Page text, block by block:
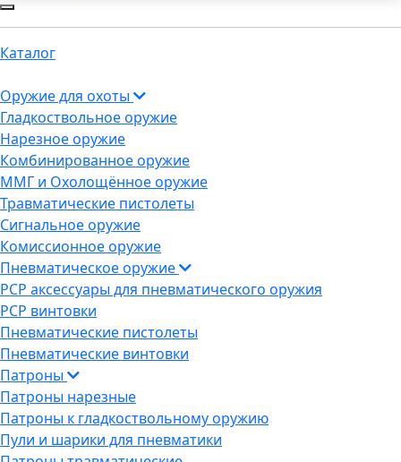
Каталог
Оружие для охоты
Гладкоствольное оружие
Нарезное оружие
Комбинированное оружие
ММГ и Охолощённое оружие
Травматические пистолеты
Сигнальное оружие
Комиссионное оружие
Пневматическое оружие
PCP аксессуары для пневматического оружия
PCP винтовки
Пневматические пистолеты
Пневматические винтовки
Патроны
Патроны нарезные
Патроны к гладкоствольному оружию
Пули и шарики для пневматики